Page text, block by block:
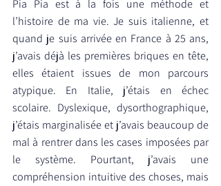
Pia Pia est à la fois une méthode et
l’histoire de ma vie. Je suis italienne, et
quand je suis arrivée en France à 25 ans,
j’avais déjà les premières briques en tête,
elles étaient issues de mon parcours
atypique. En Italie, j’étais en échec
scolaire. Dyslexique, dysorthographique,
j’étais marginalisée et j’avais beaucoup de
mal à rentrer dans les cases imposées par
le système. Pourtant, j’avais une
compréhension intuitive des choses, mais